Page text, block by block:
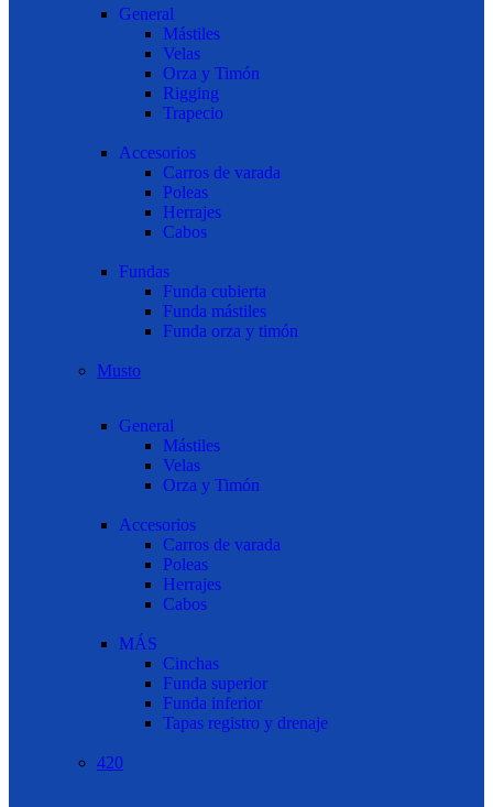
General
Mástiles
Velas
Orza y Timón
Rigging
Trapecio
Accesorios
Carros de varada
Poleas
Herrajes
Cabos
Fundas
Funda cubierta
Funda mástiles
Funda orza y timón
Musto
General
Mástiles
Velas
Orza y Timón
Accesorios
Carros de varada
Poleas
Herrajes
Cabos
MÁS
Cinchas
Funda superior
Funda inferior
Tapas registro y drenaje
420